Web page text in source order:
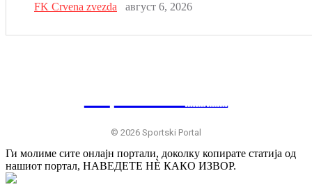
FK Crvena zvezda август 6, 2026
© 2026 Sportski Portal
Ги молиме сите онлајн портали, доколку копирате статија од
нашиот портал, НАВЕДЕТЕ НÈ КАКО ИЗВОР.